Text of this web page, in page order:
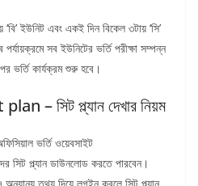
ইউনিট এবং একই দিন বিকেল ৩টায় ‘সি’
সব ইউনিটের ভর্তি পরীক্ষা সম্পন্ন
ভর্তি কার্যক্রম শুরু হবে।
– সিট প্ল্যান দেখার নিয়ম
ভর্তি ওয়েবসাইট
প্ল্যান ডাউনলোড করতে পারবেন।